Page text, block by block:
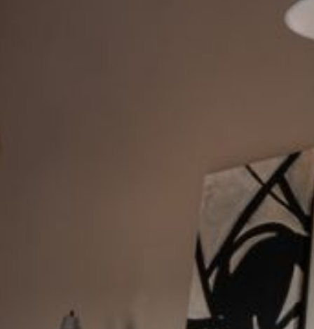
Siempre activas
Este sitio web utiliza Cookies propias para recopilar
información con la finalidad de mejorar nuestros servicios.
Si continua navegando, supone la aceptación de la
instalación de las mismas. El usuario tiene la posibilidad
de configurar su navegador pudiendo, si así lo desea,
impedir que sean instaladas en su disco duro, aunque
deberá tener en cuenta que dicha acción podrá ocasionar
dificultades de navegación de la página web.
Analíticas y personalización